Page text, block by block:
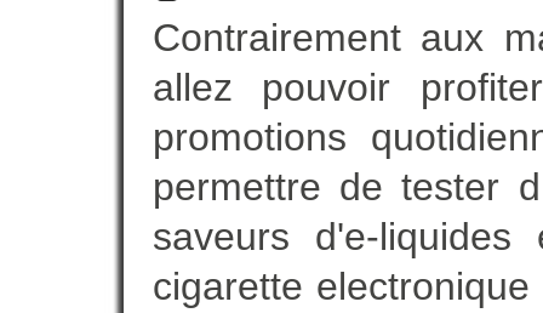
Contrairement aux
allez pouvoir
promotions
permettre de tester
saveurs d'e-
cigarette